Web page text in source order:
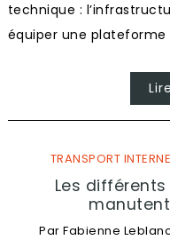
technique :
équiper une plateforme
TRANSPORT
Les
Par Fabienne